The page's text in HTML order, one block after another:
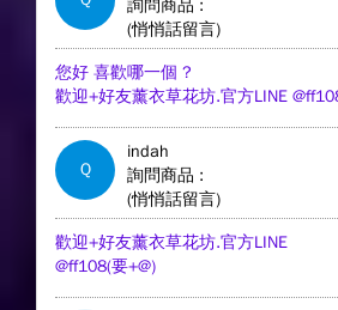
詢問商品 :
(悄悄話留言)
您好 喜歡哪一個 ?
歡迎+好友薰衣草花坊.官方LINE
Q
indah
詢問商品 :
(悄悄話留言)
歡迎+好友薰衣草花坊.官方LINE
@ff108(要+@)